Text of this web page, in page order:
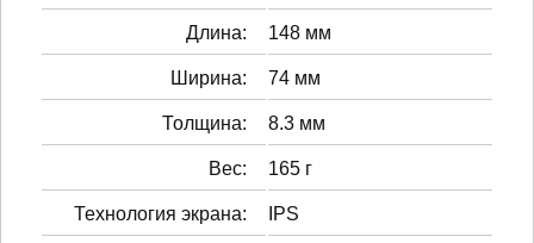
Длина: 148 мм
Ширина: 74 мм
Толщина: 8.3 мм
Вес: 165 г
Технология экрана: IPS